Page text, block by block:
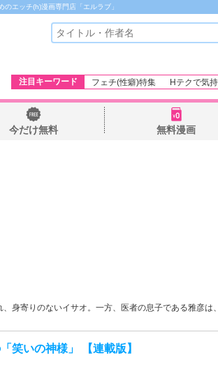
のエッチ(h)漫画専門店「エルラブ」
注目キーワード フェチ(性癖)特集 Hテクで気
今だけ無料 無料漫画
身寄りのないイサオ。一方、医者の息子である雅彦は
笑いの神様」 【連載版】